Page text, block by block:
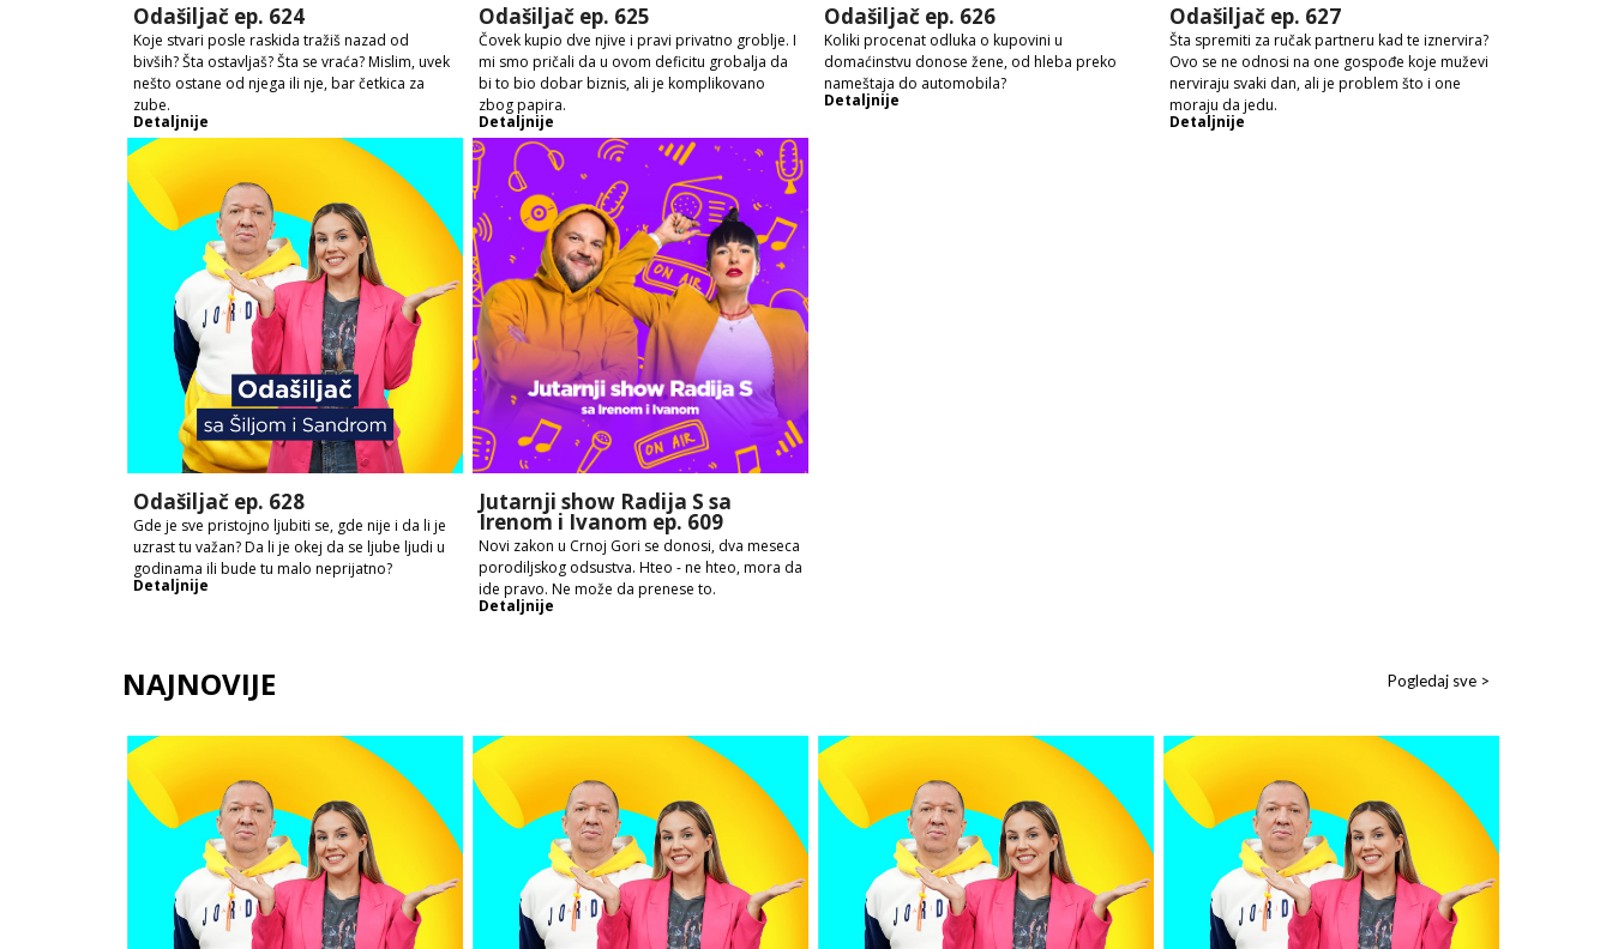
Odašiljač ep. 624
Koje stvari posle raskida tražiš nazad od
bivših? Šta ostavljaš? Šta se vraća? Mislim, uvek
nešto ostane od njega ili nje, bar četkica za
zube.
Detaljnije
Odašiljač ep. 625
Čovek kupio dve njive i pravi privatno groblje. I
mi smo pričali da u ovom deficitu grobalja da
bi to bio dobar biznis, ali je komplikovano
zbog papira.
Detaljnije
Odašiljač ep. 626
Koliki procenat odluka o kupovini u
domaćinstvu donose žene, od hleba preko
nameštaja do automobila?
Detaljnije
Odašiljač ep. 627
Šta spremiti za ručak partneru kad te iznervira?
Ovo se ne odnosi na one gospođe koje muževi
nerviraju svaki dan, ali je problem što i one
moraju da jedu.
Detaljnije
Odašiljač ep. 628
Gde je sve pristojno ljubiti se, gde nije i da li je
uzrast tu važan? Da li je okej da se ljube ljudi u
godinama ili bude tu malo neprijatno?
Detaljnije
Jutarnji show Radija S sa
Irenom i Ivanom ep. 609
Novi zakon u Crnoj Gori se donosi, dva meseca
porodiljskog odsustva. Hteo - ne hteo, mora da
ide pravo. Ne može da prenese to.
Detaljnije
NAJNOVIJE Pogledaj sve >